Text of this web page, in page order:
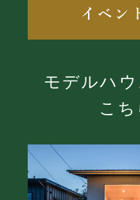
モデルハ
こち